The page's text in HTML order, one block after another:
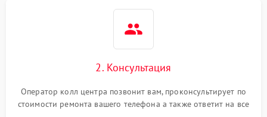
2. Консультация
Оператор колл центра позвонит вам, проконсультирует по
стоимости ремонта вашего телефона а также ответит на все